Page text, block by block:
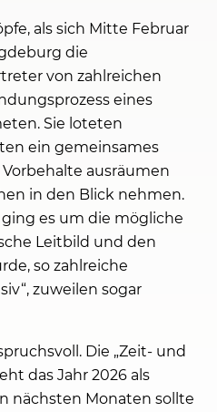
als sich Mitte Februar
die
von zahlreichen
eines
Sie loteten
ein gemeinsames
ausräumen
in den Blick nehmen.
es um die mögliche
Leitbild und den
so zahlreiche
zuweilen sogar
Die „Zeit- und
das Jahr 2026 als
nächsten Monaten sollte